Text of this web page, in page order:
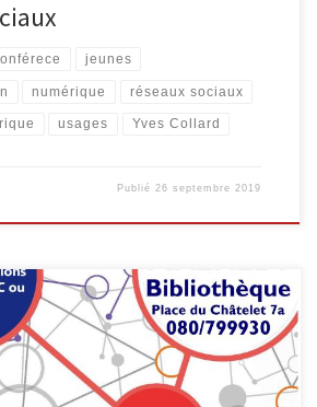
jeunes
numérique réseaux sociaux
usages Yves Collard
Publié26 septembre 2019
le mercredi 16 octobre à 18h à la
L’objectif ? Apprendre à protéger ses
Internet. Le numérique a